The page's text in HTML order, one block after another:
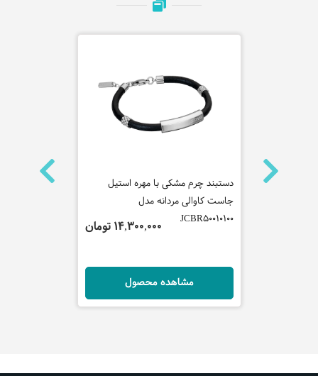
گردنبند
دستبند چرم مشکی با مهره استیل
جاست کاوالی مردانه مدل
JCBR50010100
14,300,000 تومان
مشاهده محصول